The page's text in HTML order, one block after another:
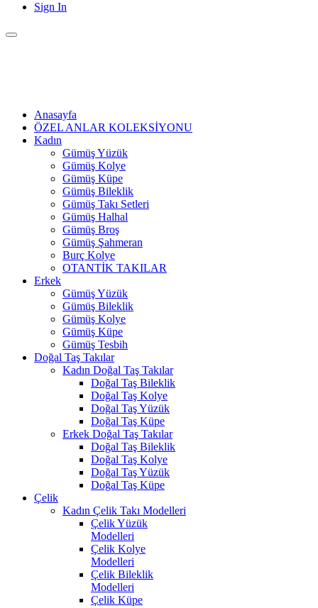
Sign In
Anasayfa
ÖZEL ANLAR KOLEKSİYONU
Kadın
Gümüş Yüzük
Gümüş Kolye
Gümüş Küpe
Gümüş Bileklik
Gümüş Takı Setleri
Gümüş Halhal
Gümüş Broş
Gümüş Şahmeran
Burç Kolye
OTANTİK TAKILAR
Erkek
Gümüş Yüzük
Gümüş Bileklik
Gümüş Kolye
Gümüş Küpe
Gümüş Tesbih
Doğal Taş Takılar
Kadın Doğal Taş Takılar
Doğal Taş Bileklik
Doğal Taş Kolye
Doğal Taş Yüzük
Doğal Taş Küpe
Erkek Doğal Taş Takılar
Doğal Taş Bileklik
Doğal Taş Kolye
Doğal Taş Yüzük
Doğal Taş Küpe
Çelik
Kadın Çelik Takı Modelleri
Çelik Yüzük
Modelleri
Çelik Kolye
Modelleri
Çelik Bileklik
Modelleri
Çelik Küpe